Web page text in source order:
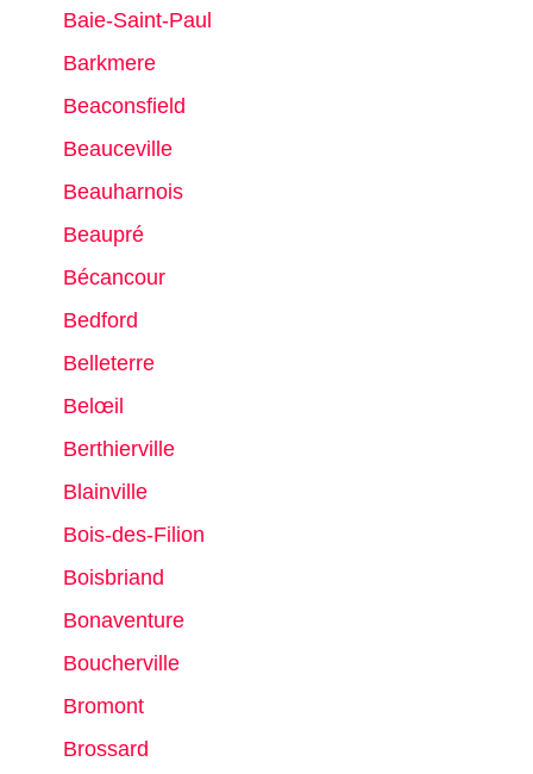
Baie-Saint-Paul
Barkmere
Beaconsfield
Beauceville
Beauharnois
Beaupré
Bécancour
Bedford
Belleterre
Belœil
Berthierville
Blainville
Bois-des-Filion
Boisbriand
Bonaventure
Boucherville
Bromont
Brossard